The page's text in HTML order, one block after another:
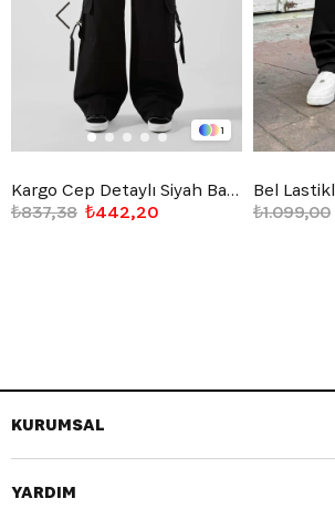
1
Kargo Cep Detaylı Siyah Baggy Jean
₺442,20
₺837,38 ₺1.099,00
KURUMSAL
YARDIM